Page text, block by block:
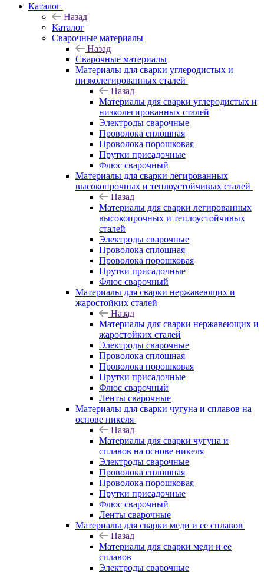
Каталог
Назад
Каталог
Сварочные материалы
Назад
Сварочные материалы
Материалы для сварки углеродистых и
низколегированных сталей
Назад
Материалы для сварки углеродистых и
низколегированных сталей
Электроды сварочные
Проволока сплошная
Проволока порошковая
Прутки присадочные
Флюс сварочный
Материалы для сварки легированных
высокопрочных и теплоустойчивых сталей
Назад
Материалы для сварки легированных
высокопрочных и теплоустойчивых
сталей
Электроды сварочные
Проволока сплошная
Проволока порошковая
Прутки присадочные
Флюс сварочный
Материалы для сварки нержавеющих и
жаростойких сталей
Назад
Материалы для сварки нержавеющих и
жаростойких сталей
Электроды сварочные
Проволока сплошная
Проволока порошковая
Прутки присадочные
Флюс сварочный
Ленты сварочные
Материалы для сварки чугуна и сплавов на
основе никеля
Назад
Материалы для сварки чугуна и
сплавов на основе никеля
Электроды сварочные
Проволока сплошная
Проволока порошковая
Прутки присадочные
Флюс сварочный
Ленты сварочные
Материалы для сварки меди и ее сплавов
Назад
Материалы для сварки меди и ее
сплавов
Электроды сварочные